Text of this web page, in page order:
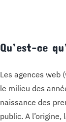
Qu’est-ce
Les agences web
le milieu des
naissance des
public. A